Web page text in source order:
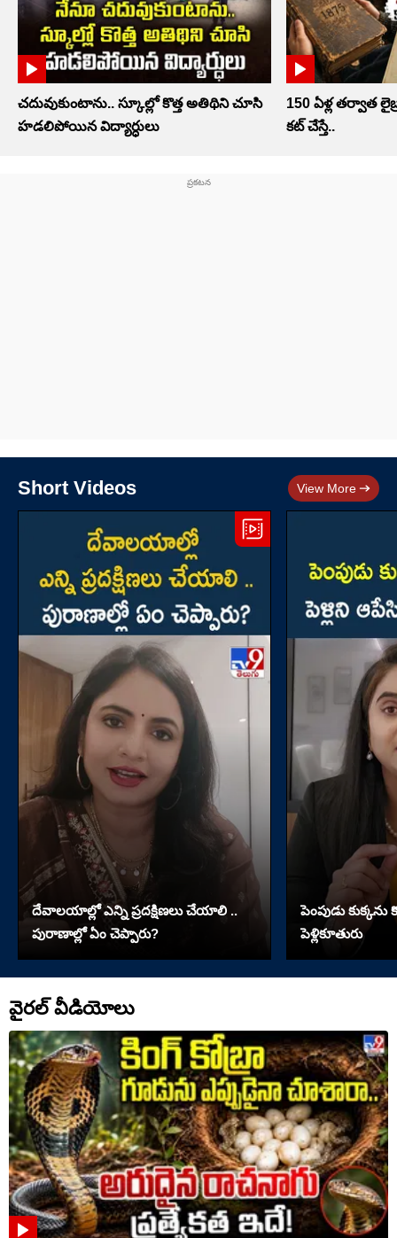
చదువుకుంటాను.. స్కూల్లో కొత్త అతిథిని చూసి
హడలిపోయిన విద్యార్ధులు
150 ఏళ్ల తర్వాత
కట్ చేస్తే..
Short Videos View More
దేవాలయాల్లో ఎన్ని ప్రదక్షిణలు చేయాలి ..
పురాణాల్లో ఏం చెప్పారు?
పెంపుడు
పెళ్లికూతురు
వైరల్ వీడియోలు